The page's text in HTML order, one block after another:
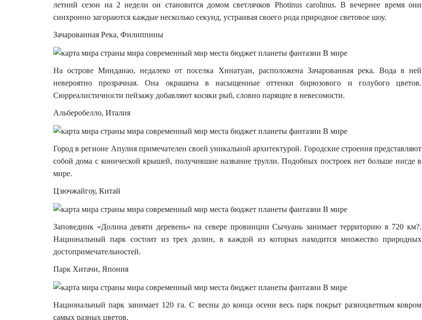
летний сезон на 2 недели он становится домом светлячков Photinus carolinus. В вечернее время они
синхронно загораются каждые несколько секунд, устраивая своего рода природное световое шоу.
Зачарованная Река, Филиппины
На острове Минданао, недалеко от поселка Хинатуан, расположена Зачарованная река. Вода в ней
невероятно прозрачная. Она окрашена в насыщенные оттенки бирюзового и голубого цветов.
Сюрреалистичности пейзажу добавляют косяки рыб, словно парящие в невесомости.
Альберобелло, Италия
Город в регионе Апулия примечателен своей уникальной архитектурой. Городские строения представляют
собой дома с конической крышей, получившие название трулли. Подобных построек нет больше нигде в
мире.
Цзючжайгоу, Китай
Заповедник «Долина девяти деревень» на севере провинции Сычуань занимает территорию в 720 км?.
Национальный парк состоит из трех долин, в каждой из которых находится множество природных
достопримечательностей.
Парк Хитачи, Япония
Национальный парк занимает 120 га. С весны до конца осени весь парк покрыт разноцветным ковром
самых разных цветов.